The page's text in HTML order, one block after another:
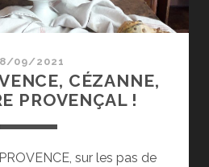
09/2021
CÉZANNE,
PROVENÇAL !
sur les pas de